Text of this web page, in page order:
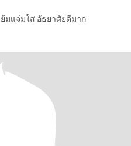
ย้มแจ่มใส อัธยาศัยดีมาก